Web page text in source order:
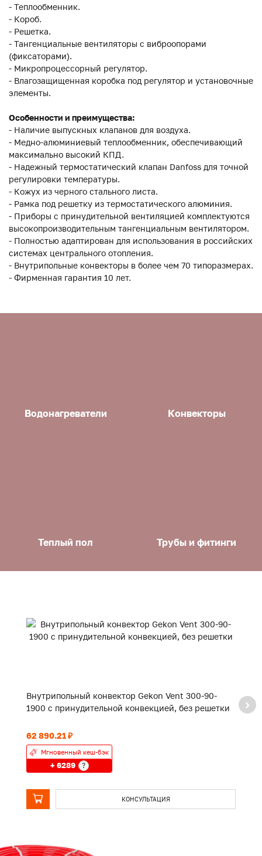
- Теплообменник.
- Короб.
- Решетка.
- Тангенциальные вентиляторы с виброопорами
(фиксаторами).
- Микропроцессорный регулятор.
- Влагозащищенная коробка под регулятор и установочные
элементы.
Особенности и преимущества:
- Наличие выпускных клапанов для воздуха.
- Медно-алюминиевый теплообменник, обеспечивающий
максимально высокий КПД.
- Надежный термостатический клапан Danfoss для точной
регулировки температуры.
- Кожух из черного стального листа.
- Рамка под решетку из термостатического алюминия.
- Приборы с принудительной вентиляцией комплектуются
высокопроизводительным тангенциальным вентилятором.
- Полностью адаптирован для использования в российских
системах центрального отопления.
- Внутрипольные конвекторы в более чем 70 типоразмерах.
- Фирменная гарантия 10 лет.
Водонагреватели Конвекторы
Теплый пол Трубы и фитинги
Внутрипольный конвектор Gekon Vent 300-90-
1900 с принудительной конвекцией, без решетки
62 890.21 ₽
Мгновенный кеш-бэк
+ 6289 ?
КОНСУЛЬТАЦИЯ